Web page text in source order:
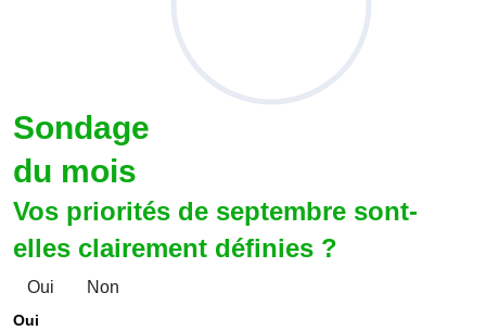
Sondage
du mois
Vos priorités de septembre sont-
elles clairement définies ?
Oui Non
Oui